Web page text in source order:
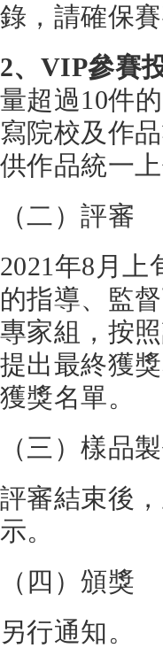
錄，請確保
2、VIP參賽
量超過10件
寫院校及作
供作品統一上
（二）評審
2021年8月
的指導、監
專家組，按
提出最終獲
獲獎名單。
（三）樣品
評審結束後
示。
（四）頒獎
另行通知。